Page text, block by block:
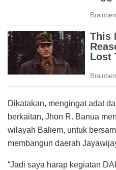
Dikatakan, mengingat adat
berkaitan, Jhon R. Banua
wilayah Baliem, untuk
membangun daerah
“Jadi saya harap kegiatan